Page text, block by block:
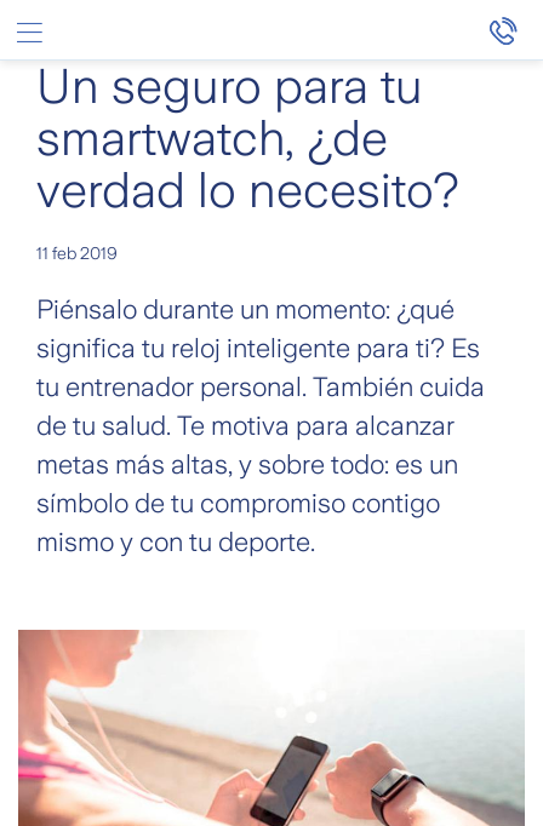
Saltar al contenido principal
Un seguro para tu
smartwatch, ¿de
verdad lo necesito?
11 feb 2019
Piénsalo durante un momento: ¿qué
significa tu reloj inteligente para ti? Es
tu entrenador personal. También cuida
de tu salud. Te motiva para alcanzar
metas más altas, y sobre todo: es un
símbolo de tu compromiso contigo
mismo y con tu deporte.